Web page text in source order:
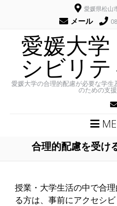
愛媛県松山
メール
愛媛大
シビリ
愛媛大学の合理的配慮が必要な学
のための支援
合理的配慮を受け
授業・大学生活の中で合
る方は、事前にアクセシ